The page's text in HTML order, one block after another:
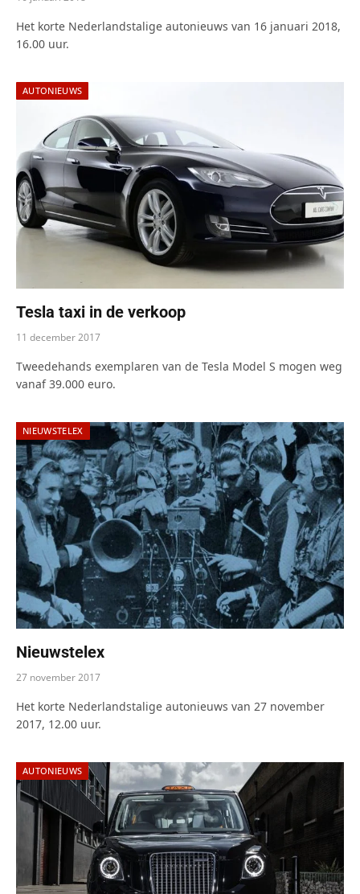
Het korte Nederlandstalige autonieuws van 16 januari 2018,
16.00 uur.
AUTONIEUWS
Tesla taxi in de verkoop
11 december 2017
Tweedehands exemplaren van de Tesla Model S mogen weg
vanaf 39.000 euro.
NIEUWSTELEX
Nieuwstelex
27 november 2017
Het korte Nederlandstalige autonieuws van 27 november
2017, 12.00 uur.
AUTONIEUWS